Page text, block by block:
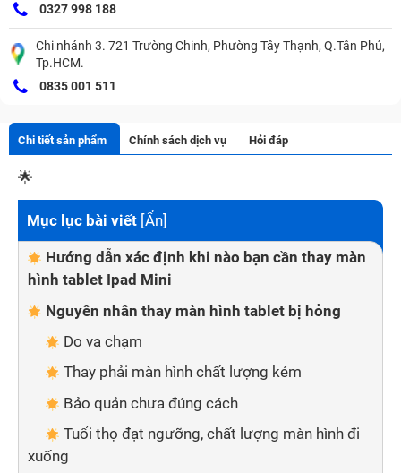
0327 998 188
Chi nhánh 3. 721 Trường Chinh, Phường Tây Thạnh, Q.Tân Phú,
Tp.HCM.
0835 001 511
Chi tiết sản phẩm Chính sách dịch vụ Hỏi đáp
🌟
Mục lục bài viết [Ẩn]
Hướng dẫn xác định khi nào bạn cần thay màn
hình tablet Ipad Mini
Nguyên nhân thay màn hình tablet bị hỏng
Do va chạm
Thay phải màn hình chất lượng kém
Bảo quản chưa đúng cách
Tuổi thọ đạt ngưỡng, chất lượng màn hình đi
xuống